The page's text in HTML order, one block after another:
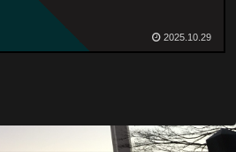
2025.10.29